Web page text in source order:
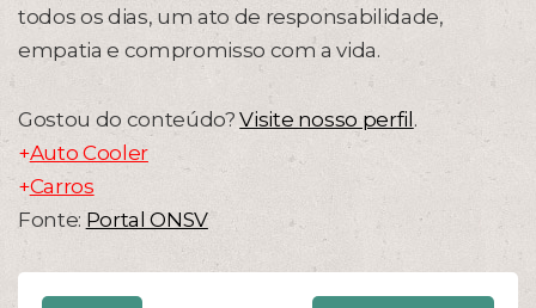
todos os dias, um ato de responsabilidade,
empatia e compromisso com a vida.
Gostou do conteúdo?Visite nosso perfil .
+Auto Cooler
+Carros
Fonte: Portal ONSV